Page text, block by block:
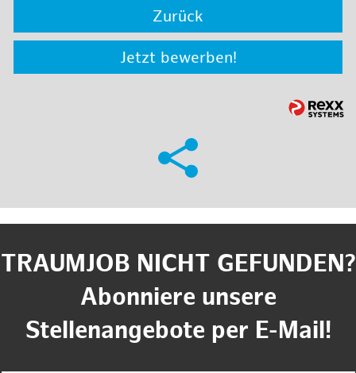
Zurück
Jetzt bewerben!
TRAUMJOB NICHT GEFUNDEN?
Abonniere unsere
Stellenangebote per E-Mail!